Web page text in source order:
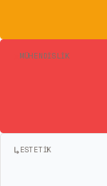
MÜHENDISLIK
↳ ESTETIK